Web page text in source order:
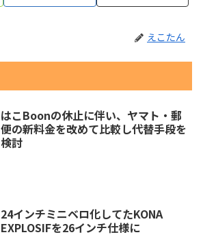
えこたん
はこBoonの休止に伴い、ヤマト・郵
便の新料金を改めて比較し代替手段を
検討
24インチミニベロ化してたKONA
EXPLOSIFを26インチ仕様に